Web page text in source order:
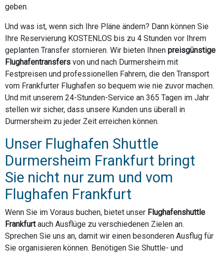
geben.
Und was ist, wenn sich Ihre Pläne ändern? Dann können Sie
Ihre Reservierung KOSTENLOS bis zu 4 Stunden vor Ihrem
geplanten Transfer stornieren. Wir bieten Ihnen preisgünstige
Flughafentransfers von und nach Durmersheim mit
Festpreisen und professionellen Fahrern, die den Transport
vom Frankfurter Flughafen so bequem wie nie zuvor machen.
Und mit unserem 24-Stunden-Service an 365 Tagen im Jahr
stellen wir sicher, dass unsere Kunden uns überall in
Durmersheim zu jeder Zeit erreichen können.
Unser Flughafen Shuttle
Durmersheim Frankfurt bringt
Sie nicht nur zum und vom
Flughafen Frankfurt
Wenn Sie im Voraus buchen, bietet unser Flughafenshuttle
Frankfurtauch Ausflüge zu verschiedenen Zielen an.
Sprechen Sie uns an, damit wir einen besonderen Ausflug für
Sie organisieren können. Benötigen Sie Shuttle- und